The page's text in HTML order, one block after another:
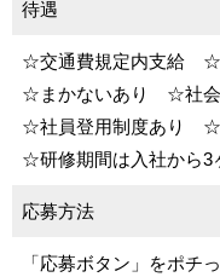
待遇
☆交通費規定内支給 ☆
☆まかないあり ☆社会
☆社員登用制度あり ☆
☆研修期間は入社から3
応募方法
「応募ボタン」をポチ